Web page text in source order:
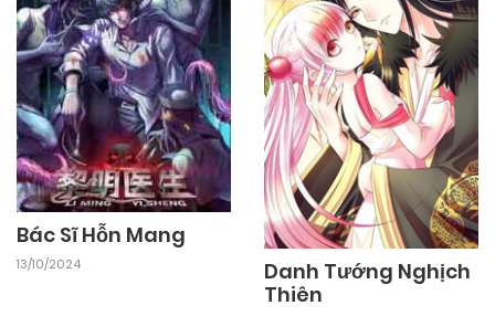
Chapter 33 24/09/2024
Chapter 32 24/09/2024
Chapter 31 24/09/2024
Bác Sĩ Hỗn Mang
13/10/2024
Danh Tướng Nghịch
Thiên